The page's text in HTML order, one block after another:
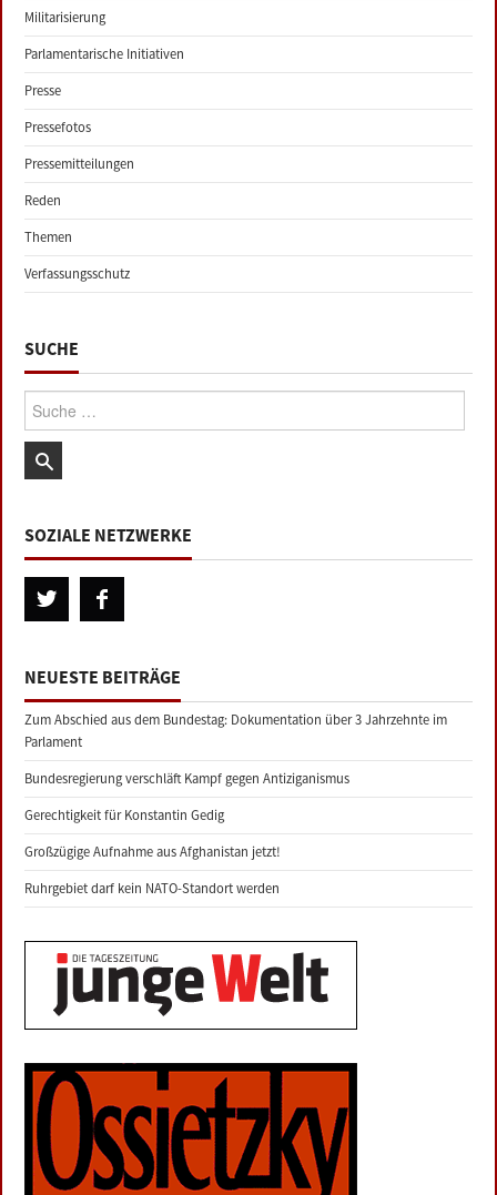
Militarisierung
Parlamentarische Initiativen
Presse
Pressefotos
Pressemitteilungen
Reden
Themen
Verfassungsschutz
SUCHE
Suche:
SOZIALE NETZWERKE
NEUESTE BEITRÄGE
Zum Abschied aus dem Bundestag: Dokumentation über 3 Jahrzehnte im
Parlament
Bundesregierung verschläft Kampf gegen Antiziganismus
Gerechtigkeit für Konstantin Gedig
Großzügige Aufnahme aus Afghanistan jetzt!
Ruhrgebiet darf kein NATO-Standort werden